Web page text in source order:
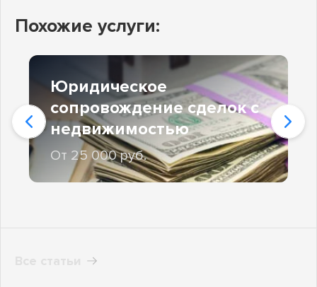
Похожие услуги:
Юридическое
сопровождение сделок с
недвижимостью
От 25 000 руб.